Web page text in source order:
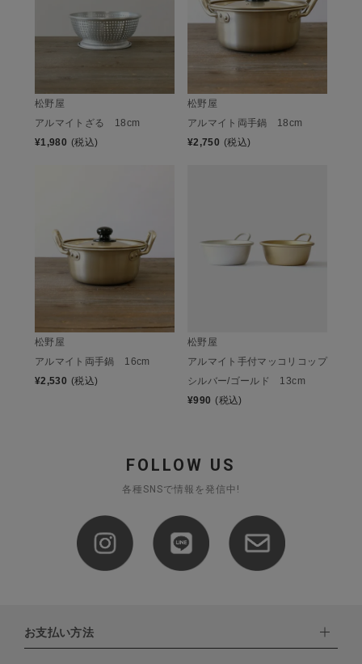
松野屋
アルマイトざる 18cm
¥1,980 (税込)
松野屋
アルマイト両手鍋 18cm
¥2,750 (税込)
松野屋
アルマイト両手鍋 16cm
¥2,530 (税込)
松野屋
アルマイト手付マッコリコップ
シルバー/ゴールド 13cm
¥990 (税込)
FOLLOW US
各種SNSで情報を発信中!
お支払い方法